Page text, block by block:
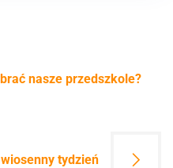
nasze przedszkole?
tydzień